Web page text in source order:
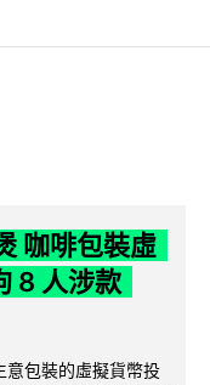
咖啡包裝虛
8 人涉款
意包裝的虛擬貨幣投